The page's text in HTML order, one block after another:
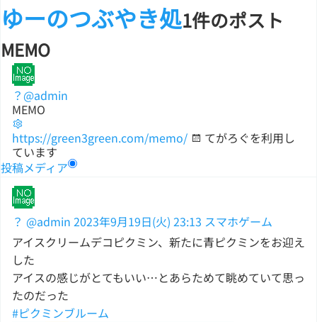
ゆーのつぶやき処1件のポスト
MEMO
？ @admin
MEMO
https://green3green.com/memo/
てがろぐを利用し
ています
投稿メディア
？ @admin 2023年9月19日(火) 23:13 スマホゲーム
アイスクリームデコピクミン、新たに青ピクミンをお迎え
した
アイスの感じがとてもいい…とあらためて眺めていて思っ
たのだった
#ピクミンブルーム